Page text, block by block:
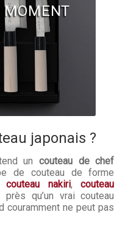
MOMENT
japonais ?
un couteau de chef
de couteau de forme
couteau nakiri,couteau
qu’un vrai couteau
couramment ne peut pas